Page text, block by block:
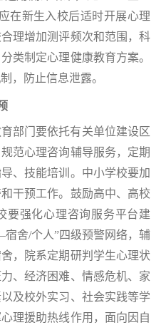
在新生入校后适时开展心理
理增加测评频次和范围，科
类制定心理健康教育方案。
，防止信息泄露。
部门要依托有关单位建设区
范心理咨询辅导服务，定期
、技能培训。中小学校要加
干预工作。鼓励高中、高校
要强化心理咨询服务平台建
舍/个人”四级预警网络，辅
，院系定期研判学生心理状
、经济困难、情感危机、家
及校外实习、社会实践等学
理援助热线作用，面向因自